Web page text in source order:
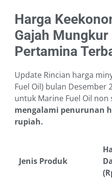
Harga
Gajah Mungkur
Pertamina
Update Rincian harga
Fuel Oil) bulan Desember
untuk Marine Fuel Oil
mengalami penurunan
rupiah.
Jenis Produk